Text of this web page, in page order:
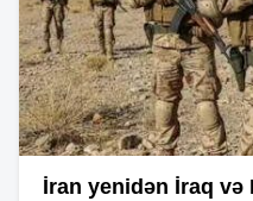
İran yenidən İraq